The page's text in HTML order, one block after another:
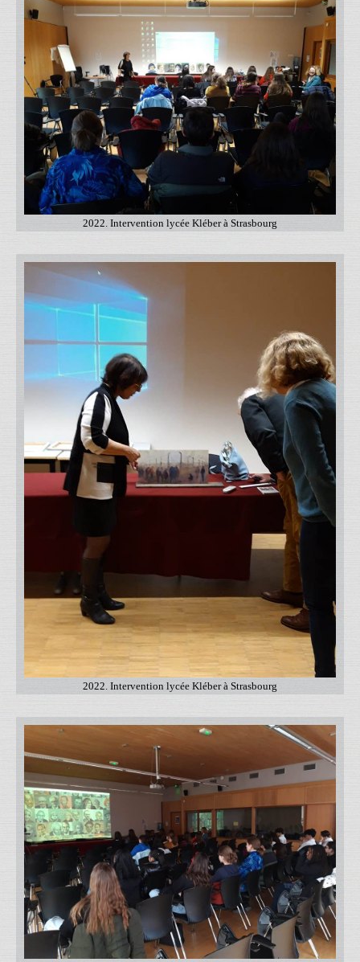
2022. Intervention lycée Kléber à Strasbourg
2022. Intervention lycée Kléber à Strasbourg